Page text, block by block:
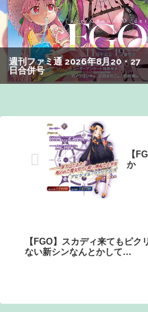
みいちゃん、セコカンにな
【画像】山ガールさん、山
に怒られるｗｗｗ
ンから心配の声：26/08/07
【
か
【FGO】スカディ来てもピク
ない新シンなんとかして…